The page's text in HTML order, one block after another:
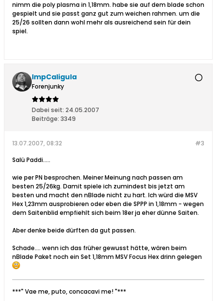
nimm die poly plasma in 1,18mm. habe sie auf dem blade schon
gespielt und sie passt ganz gut zum weichen rahmen. um die
25/26 sollten dann wohl mehr als ausreichend sein für dein
spiel.
ImpCaligula
Forenjunky
Dabei seit: 24.05.2007
Beiträge: 3349
#3
13.07.2007, 08:32
Salü Paddi.....
wie per PN besprochen. Meiner Meinung nach passen am
besten 25/26kg. Damit spiele ich zumindest bis jetzt am
besten und macht den nBlade nicht zu hart. Ich würd die MSV
Hex 1,23mm ausprobieren oder eben die SPPP in 1,18mm - wegen
dem Saitenblid empfiehlt sich beim 18er ja eher dünne Saiten.
Aber denke beide dürften da gut passen.
Schade.... wenn ich das früher gewusst hätte, wären beim
nBlade Paket noch ein Set 1,18mm MSV Focus Hex drinn gelegen
***" Vae me, puto, concacavi me! "***